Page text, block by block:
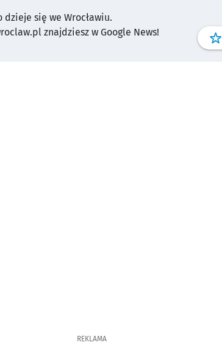
się we Wrocławiu.
znajdziesz w Google News!
REKLAMA